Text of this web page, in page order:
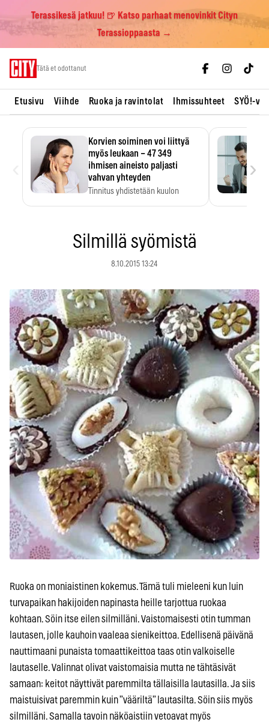
Terassikesä jatkuu! 🍺 Katso parhaat menovinkit Cityn
Terassioppaasta →
Tätä et odottanut
Etusivu Viihde Ruoka ja ravintolat Ihmissuhteet SYÖ!-
Korvien soiminen voi liittyä
myös leukaan – 47 349
ihmisen aineisto paljasti
vahvan yhteyden
Tinnitus yhdistetään kuulon
›
Silmillä syömistä
8.10.2015 13:24
Ruoka on moniaistinen kokemus. Tämä tuli mieleeni kun luin
turvapaikan hakijoiden napinasta heille tarjottua ruokaa
kohtaan. Söin itse eilen silmilläni. Vaistomaisesti otin tumman
lautasen, jolle kauhoin vaaleaa sienikeittoa. Edellisenä päivänä
nauttimaani punaista tomaattikeittoa taas otin valkoiselle
lautaselle. Valinnat olivat vaistomaisia mutta ne tähtäsivät
samaan: keitot näyttivät paremmilta tällaisilla lautasilla. Ja siis
maistuisivat paremmin kuin ”vääriltä” lautasilta. Söin siis myös
silmilläni. Samalla tavoin näköaistiin vetoavat myös